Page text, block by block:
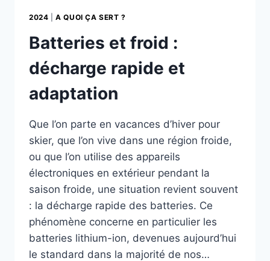
2024 |A QUOI ÇA SERT ?
Batteries et froid :
décharge rapide et
adaptation
Que l’on parte en vacances d’hiver pour
skier, que l’on vive dans une région froide,
ou que l’on utilise des appareils
électroniques en extérieur pendant la
saison froide, une situation revient souvent
: la décharge rapide des batteries. Ce
phénomène concerne en particulier les
batteries lithium-ion, devenues aujourd’hui
le standard dans la majorité de nos…